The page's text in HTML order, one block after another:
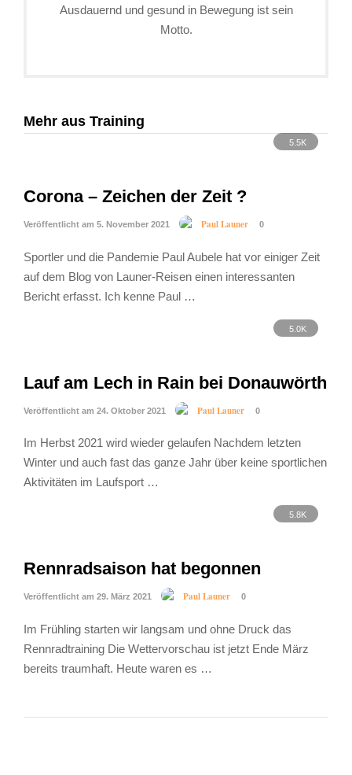
Ausdauernd und gesund in Bewegung ist sein
Motto.
Mehr aus Training
5.5K
Corona – Zeichen der Zeit ?
Veröffentlicht am 5. November 2021 Paul Launer 0
Sportler und die Pandemie Paul Aubele hat vor einiger Zeit
auf dem Blog von Launer-Reisen einen interessanten
Bericht erfasst. Ich kenne Paul …
5.0K
Lauf am Lech in Rain bei Donauwörth
Veröffentlicht am 24. Oktober 2021 Paul Launer 0
Im Herbst 2021 wird wieder gelaufen Nachdem letzten
Winter und auch fast das ganze Jahr über keine sportlichen
Aktivitäten im Laufsport …
5.8K
Rennradsaison hat begonnen
Veröffentlicht am 29. März 2021 Paul Launer 0
Im Frühling starten wir langsam und ohne Druck das
Rennradtraining Die Wettervorschau ist jetzt Ende März
bereits traumhaft. Heute waren es …